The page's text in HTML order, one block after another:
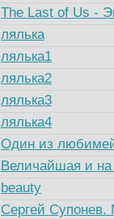
The Last of Us -
лялька
лялька1
лялька2
лялька3
лялька4
Один из
Величайшая и
beauty
Сергей